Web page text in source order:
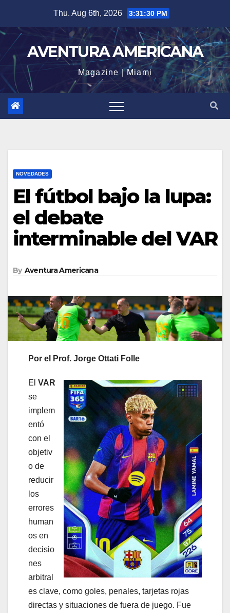
content
Thu. Aug 6th, 2026 3:31:30 PM
AVENTURA AMERICANA
Magazine | Miami
NOVEDADES
El fútbol bajo la lupa:
el debate
interminable del VAR
By Aventura Americana
Por el Prof. Jorge Ottati Folle
El VAR
se
implem
entó
con el
objetiv
o de
reducir
los
errores
human
os en
decisio
nes
arbitral
es clave, como goles, penales, tarjetas rojas
directas y situaciones de fuera de juego. Fue